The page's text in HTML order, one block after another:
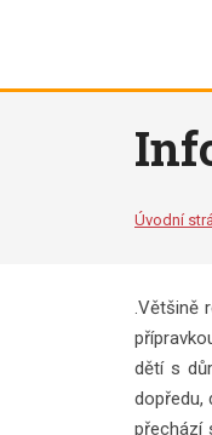
Úvodní
.Většině
dětí s
dopředu,
přechází